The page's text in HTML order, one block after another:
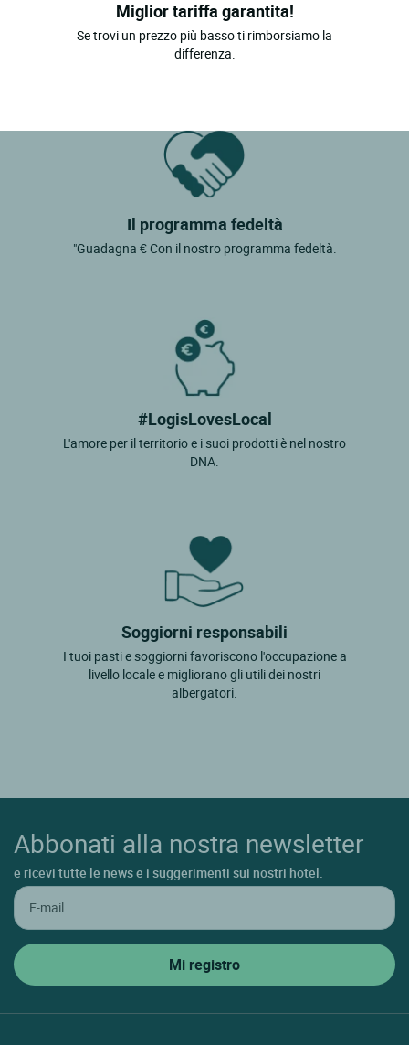
Miglior tariffa garantita!
Se trovi un prezzo più basso ti rimborsiamo la
differenza.
Il programma fedeltà
"Guadagna € Con il nostro programma fedeltà.
#LogisLovesLocal
L'amore per il territorio e i suoi prodotti è nel nostro
DNA.
Soggiorni responsabili
I tuoi pasti e soggiorni favoriscono l'occupazione a
livello locale e migliorano gli utili dei nostri
albergatori.
Abbonati alla nostra newsletter
e ricevi tutte le news e i suggerimenti sui nostri hotel.